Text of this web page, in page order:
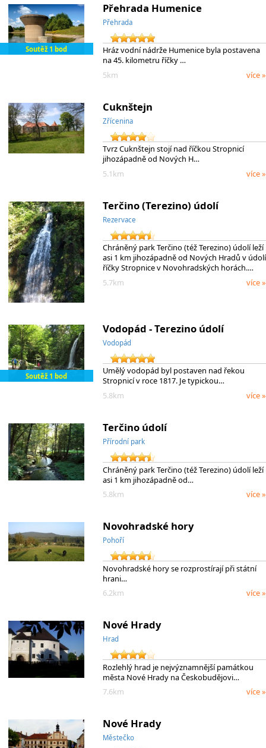
Soutěž 1 bod
Přehrada Humenice
Přehrada
Hráz vodní nádrže Humenice byla postavena
na 45. kilometru říčky …
5km
více »
Cuknštejn
Zřícenina
Tvrz Cuknštejn stojí nad říčkou Stropnicí
jihozápadně od Nových H…
5.1km
více »
Terčino (Terezino) údolí
Rezervace
Chráněný park Terčino (též Terezino) údolí leží
asi 1 km jihozápadně od Nových Hradů v údolí
říčky Stropnice v Novohradských horách.…
5.7km
více »
Soutěž 1 bod
Vodopád - Terezino údolí
Vodopád
Umělý vodopád byl postaven nad řekou
Stropnicí v roce 1817. Je typickou…
5.8km
více »
Terčino údolí
Přírodní park
Chráněný park Terčino (též Terezino) údolí leží
asi 1 km jihozápadně od…
5.8km
více »
Novohradské hory
Pohoří
Novohradské hory se rozprostírají při státní
hrani…
6.2km
více »
Nové Hrady
Hrad
Rozlehlý hrad je nejvýznamnější památkou
města Nové Hrady na Českobudějovi…
7.6km
více »
Nové Hrady
Městečko